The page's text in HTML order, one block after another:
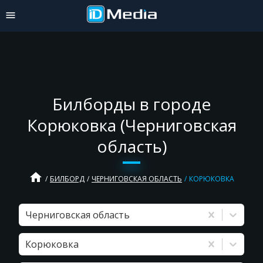
Билборды в городе
Корюковка (Черниговская
область)
home БИЛБОРД ЧЕРНИГОВСКАЯ ОБЛАСТЬ КОРЮКОВКА
Черниговская область
Корюковка